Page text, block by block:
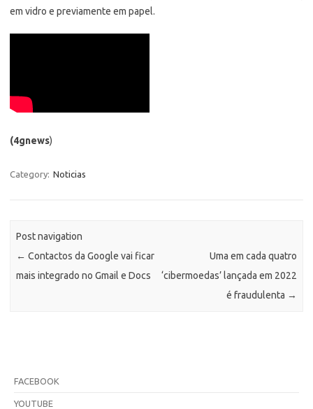
em vidro e previamente em papel.
(4gnews)
Category: Noticias
Post navigation
← Contactos da Google vai ficar
mais integrado no Gmail e Docs
Uma em cada quatro
‘cibermoedas’ lançada em 2022
é fraudulenta →
FACEBOOK
YOUTUBE